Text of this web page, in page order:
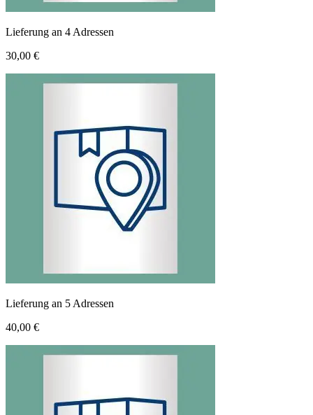
Lieferung an 4 Adressen
30,00 €
Lieferung an 5 Adressen
40,00 €